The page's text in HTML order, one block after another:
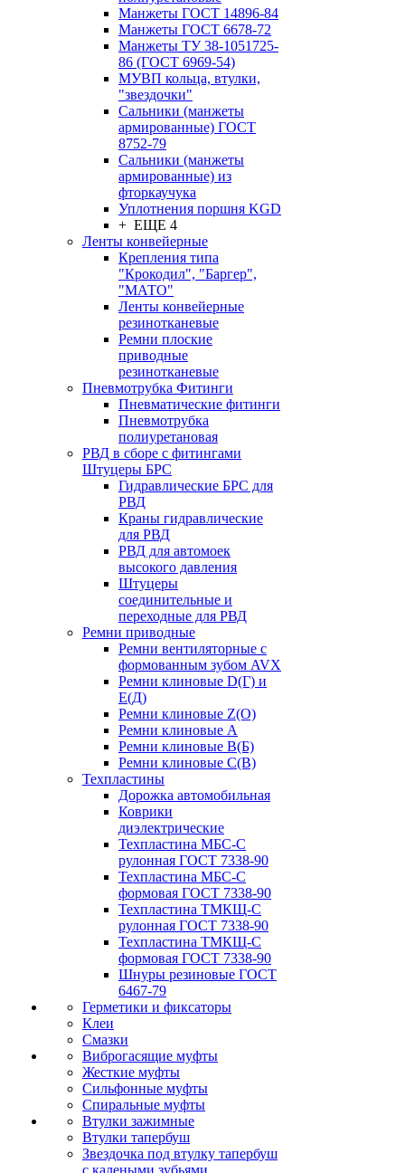
Манжеты ГОСТ 14896-84
Манжеты ГОСТ 6678-72
Манжеты ТУ 38-1051725-
86 (ГОСТ 6969-54)
МУВП кольца, втулки,
"звездочки"
Сальники (манжеты
армированные) ГОСТ
8752-79
Сальники (манжеты
армированные) из
фторкаучука
Уплотнения поршня KGD
+ ЕЩЕ 4
Ленты конвейерные
Крепления типа
"Крокодил", "Баргер",
"МАТО"
Ленты конвейерные
резинотканевые
Ремни плоские
приводные
резинотканевые
Пневмотрубка Фитинги
Пневматические фитинги
Пневмотрубка
полиуретановая
РВД в сборе с фитингами
Штуцеры БРС
Гидравлические БРС для
РВД
Краны гидравлические
для РВД
РВД для автомоек
высокого давления
Штуцеры
соединительные и
переходные для РВД
Ремни приводные
Ремни вентиляторные с
формованным зубом AVX
Ремни клиновые D(Г) и
Е(Д)
Ремни клиновые Z(О)
Ремни клиновые А
Ремни клиновые В(Б)
Ремни клиновые С(В)
Техпластины
Дорожка автомобильная
Коврики
диэлектрические
Техпластина МБС-С
рулонная ГОСТ 7338-90
Техпластина МБС-С
формовая ГОСТ 7338-90
Техпластина ТМКЩ-С
рулонная ГОСТ 7338-90
Техпластина ТМКЩ-С
формовая ГОСТ 7338-90
Шнуры резиновые ГОСТ
6467-79
Герметики и фиксаторы
Клеи
Смазки
Виброгасящие муфты
Жесткие муфты
Сильфонные муфты
Спиральные муфты
Втулки зажимные
Втулки тапербуш
Звездочка под втулку тапербуш
c калеными зубьями